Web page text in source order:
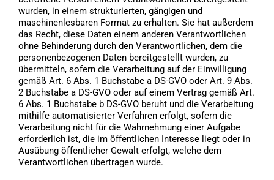
wurden, in einem strukturierten, gängigen und
maschinenlesbaren Format zu erhalten. Sie hat außerdem
das Recht, diese Daten einem anderen Verantwortlichen
ohne Behinderung durch den Verantwortlichen, dem die
personenbezogenen Daten bereitgestellt wurden, zu
übermitteln, sofern die Verarbeitung auf der Einwilligung
gemäß Art. 6 Abs. 1 Buchstabe a DS-GVO oder Art. 9 Abs.
2 Buchstabe a DS-GVO oder auf einem Vertrag gemäß Art.
6 Abs. 1 Buchstabe b DS-GVO beruht und die Verarbeitung
mithilfe automatisierter Verfahren erfolgt, sofern die
Verarbeitung nicht für die Wahrnehmung einer Aufgabe
erforderlich ist, die im öffentlichen Interesse liegt oder in
Ausübung öffentlicher Gewalt erfolgt, welche dem
Verantwortlichen übertragen wurde.